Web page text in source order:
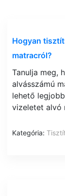
Hogyan
matracról?
Tanulja meg,
alvásszámú
lehető
vizeletet alvó
Kategória: